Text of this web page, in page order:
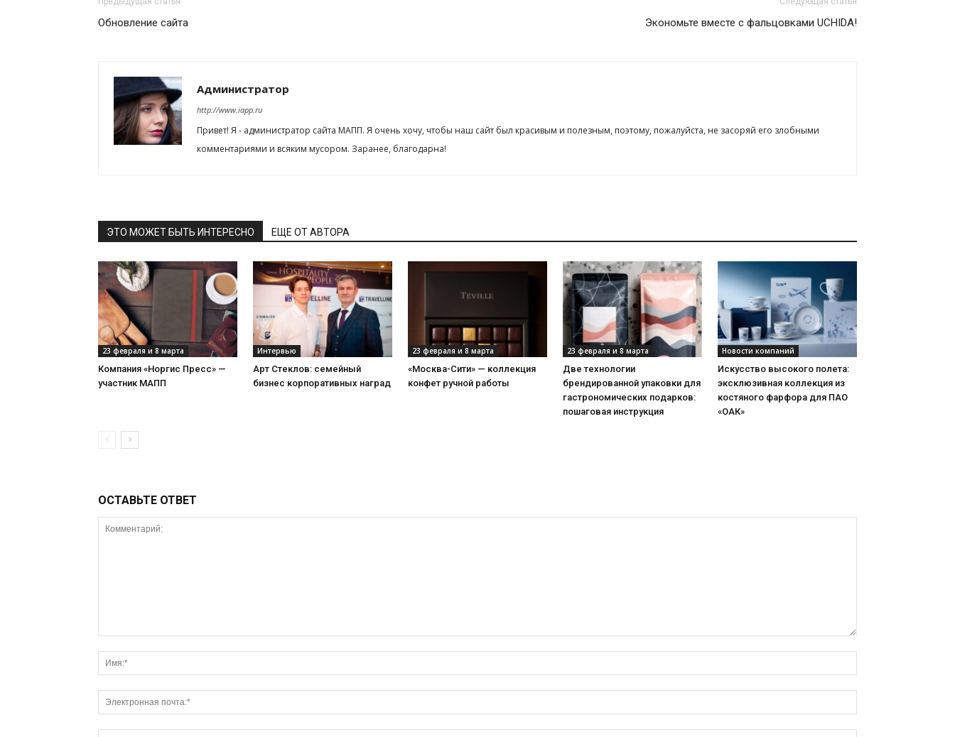
Обновление сайта Экономьте вместе с фальцовками UCHIDA!
Администратор
http://www.iapp.ru
Привет! Я - администратор сайта МАПП. Я очень хочу, чтобы наш сайт был красивым и полезным, поэтому, пожалуйста, не засоряй его злобными
комментариями и всяким мусором. Заранее, благодарна!
ЭТО МОЖЕТ БЫТЬ ИНТЕРЕСНО ЕЩЕ ОТ АВТОРА
23 февраля и 8 марта
Компания «Норгис Пресс» —
участник МАПП
Интервью
Арт Стеклов: семейный
бизнес корпоративных наград
23 февраля и 8 марта
«Москва-Сити» — коллекция
конфет ручной работы
23 февраля и 8 марта
Две технологии
брендированной упаковки для
гастрономических подарков:
пошаговая инструкция
Новости компаний
Искусство высокого полета:
эксклюзивная коллекция из
костяного фарфора для ПАО
«ОАК»
ОСТАВЬТЕ ОТВЕТ